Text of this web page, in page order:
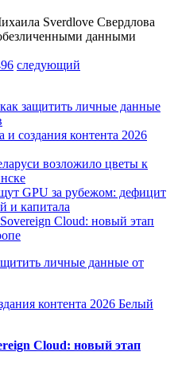
Sverdlove Свердлова
данными
следующий
защитить личные данные
создания контента 2026
возложило цветы к
GPU за рубежом: дефицит
и капитала
Cloud: новый этап
личные данные от
контента 2026 Белый
Cloud: новый этап